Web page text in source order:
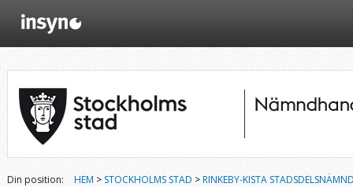
Din position: HEM > STOCKHOLMS STAD >RINKEBY-KISTA